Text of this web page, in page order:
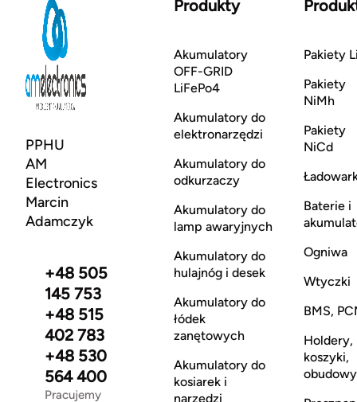
PPHU
AM
Electronics
Marcin
Adamczyk
+48 505
145 753
+48 515
402 783
+48 530
564 400
Pracujemy
Produkty
Akumulatory
OFF-GRID
LiFePo4
Akumulatory do
elektronarzędzi
Akumulatory do
odkurzaczy
Akumulatory do
lamp awaryjnych
Akumulatory do
hulajnóg i desek
Akumulatory do
łódek
zanętowych
Akumulatory do
kosiarek i
narzędzi
Pakiety
Pakiety
NiMh
Pakiety
NiCd
Baterie i
Ogniwa
Wtyczki
BMS,
Holdery,
koszyki,
obudowy